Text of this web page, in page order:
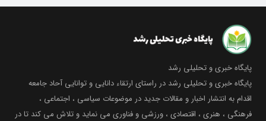
پایگاه خبری و تحلیلی رشد
پایگاه خبری و تحلیلی رشد در راستای ارتقاء دانایی و توانایی آحاد جامعه
اقدام به انتشار اخبار و مقالات جدید در موضوعات سیاسی ، اجتماعی ،
فرهنگی ، هنری ، اقتصادی ، ورزشی و فناوری می نماید و تلاش می کند تا در